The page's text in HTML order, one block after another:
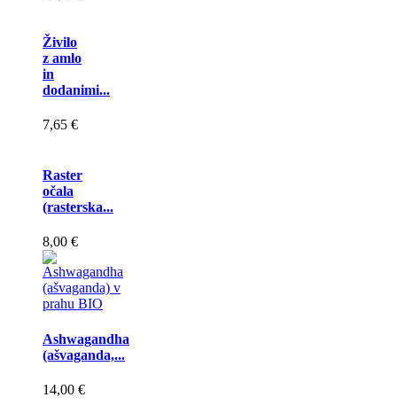
Živilo
z amlo
in
dodanimi...
7,65 €
Raster
očala
(rasterska...
8,00 €
Ashwagandha
(ašvaganda,...
14,00 €